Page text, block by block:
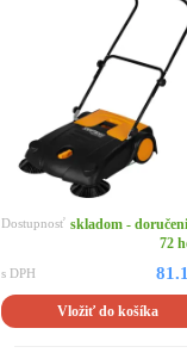
Dostupnosť skladom -
72
s DPH
Vložiť do košíka